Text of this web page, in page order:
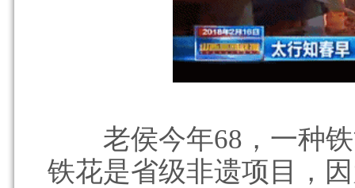
老侯今年68，一种铁
铁花是省级非遗项目，